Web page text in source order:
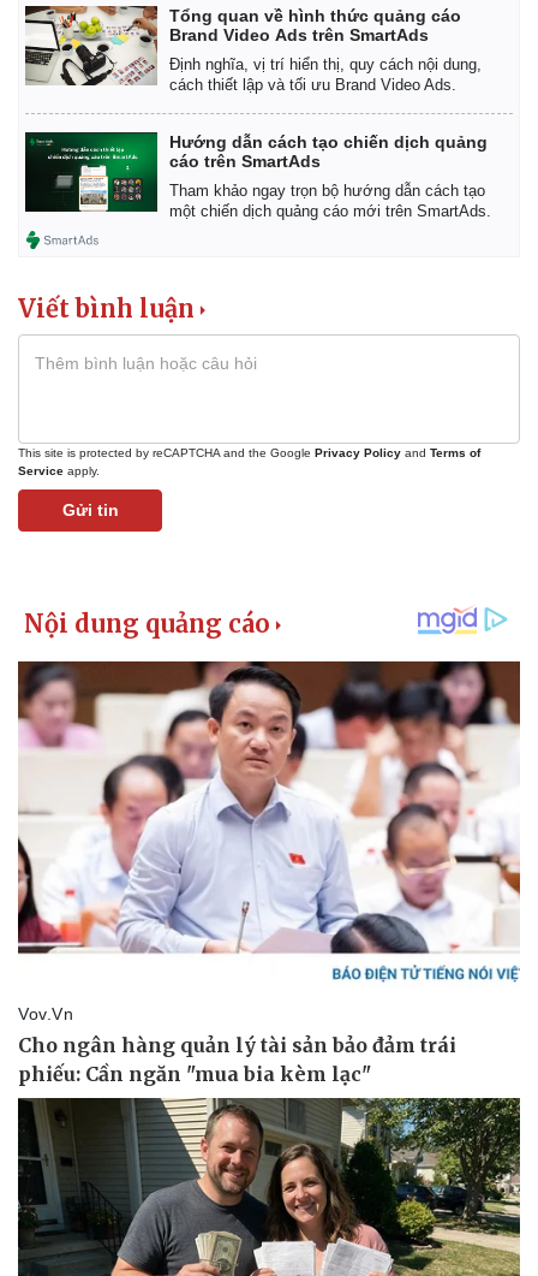
Tổng quan về hình thức quảng cáo
Brand Video Ads trên SmartAds
Định nghĩa, vị trí hiển thị, quy cách nội dung,
cách thiết lập và tối ưu Brand Video Ads.
Hướng dẫn cách tạo chiến dịch quảng
cáo trên SmartAds
Tham khảo ngay trọn bộ hướng dẫn cách tạo
một chiến dịch quảng cáo mới trên SmartAds.
Viết bình luận
This site is protected by reCAPTCHA and the Google Privacy Policy and Terms of
Service apply.
Gửi tin